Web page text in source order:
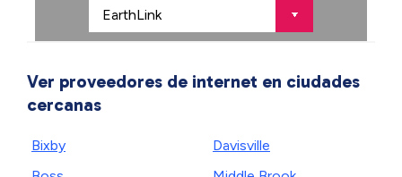
Ver proveedores de internet en ciudades
cercanas
Bixby
Davisville